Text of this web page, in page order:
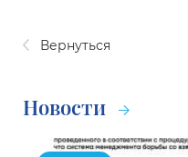
Вернуться
Новости